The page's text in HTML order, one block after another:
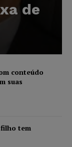
de
conteúdo
suas
tem